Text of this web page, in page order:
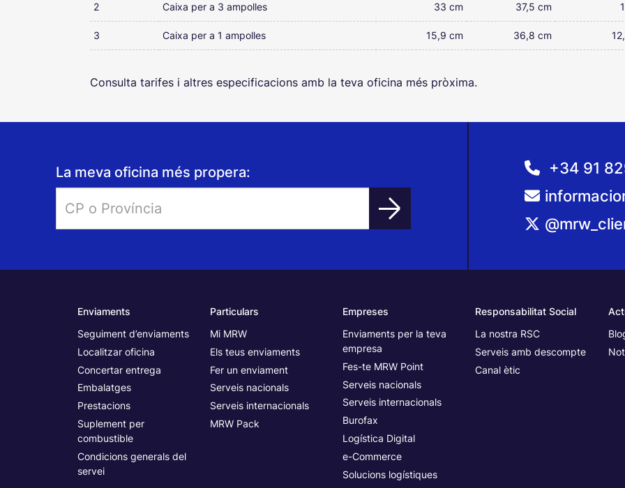
2 Caixa per a 3 ampolles 33 cm 37,5 cm
3 Caixa per a 1 ampolles 15,9 cm 36,8 cm
Consulta tarifes i altres especificacions amb la teva oficina més pròxima.
La meva oficina més propera:
+34 91
Enviaments
Seguiment d’enviaments
Localitzar oficina
Concertar entrega
Embalatges
Prestacions
Suplement per
combustible
Condicions generals del
servei
Particulars
Mi MRW
Els teus enviaments
Fer un enviament
Serveis nacionals
Serveis internacionals
MRW Pack
Empreses
Enviaments per la teva
empresa
Fes-te MRW Point
Serveis nacionals
Serveis internacionals
Burofax
Logística Digital
e-Commerce
Solucions logístiques
Responsabilitat Social
La nostra RSC
Serveis amb descompte
Canal ètic